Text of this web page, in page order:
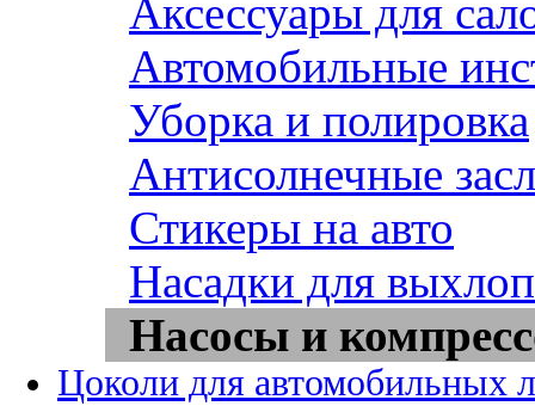
Аксессуары для
Автомобильные
Уборка и полировка
Антисолнечные
Стикеры на авто
Насадки для
Насосы и
Цоколи для автомобильных